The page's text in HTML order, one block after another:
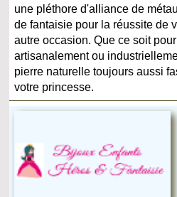
une pléthore d'alliance de
de fantaisie pour la réussite de
autre occasion. Que ce soit
artisanalement ou
pierre naturelle toujours aussi
votre princesse.